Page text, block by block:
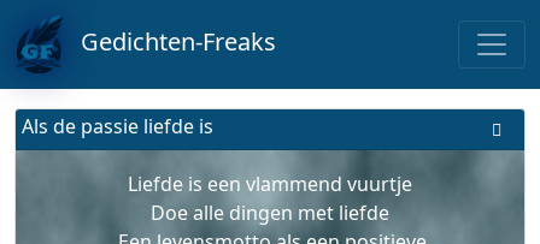
Gedichten-Freaks
Als de passie liefde is
Liefde is een vlammend vuurtje
Doe alle dingen met liefde